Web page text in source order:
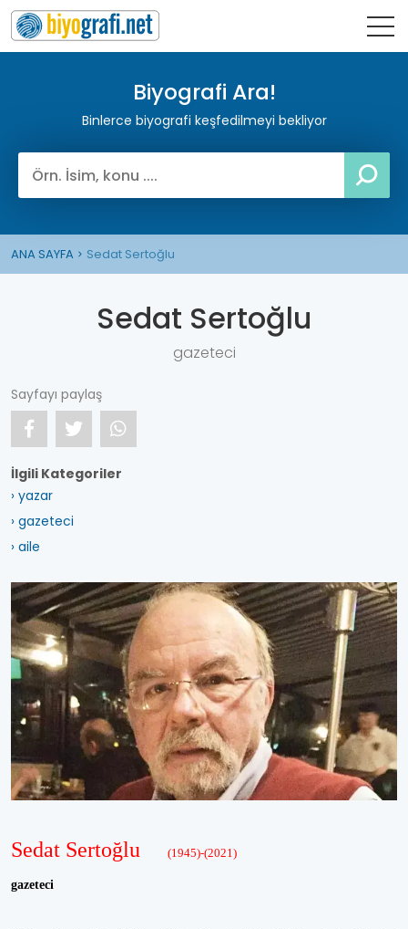
Biyografi Ara!
Binlerce biyografi keşfedilmeyi bekliyor
ANA SAYFA Sedat Sertoğlu
Sedat Sertoğlu
gazeteci
Sayfayı paylaş
İlgili Kategoriler
› yazar
› gazeteci
› aile
Sedat Sertoğlu (1945)-(2021)
gazeteci